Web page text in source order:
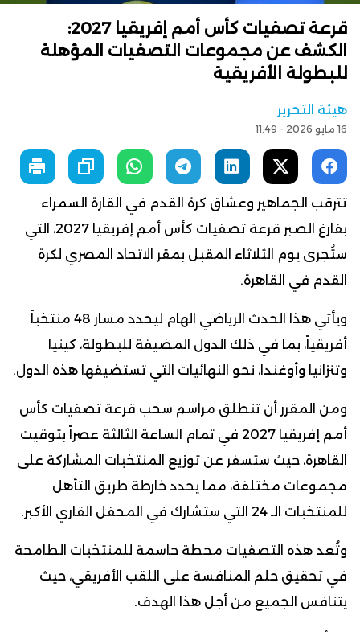
قرعة تصفيات كأس أمم إفريقيا 2027:
الكشف عن مجموعات التصفيات المؤهلة
للبطولة الأفريقية
هيئة التحرير
16 مايو 2026 - 11:49
تترقب الجماهير وعشاق كرة القدم في القارة السمراء
بفارغ الصبر قرعة تصفيات كأس أمم إفريقيا 2027، التي
ستُجرى يوم الثلاثاء المقبل بمقر الاتحاد المصري لكرة
القدم في القاهرة.
ويأتي هذا الحدث الرياضي الهام ليحدد مسار 48 منتخباً
أفريقياً، بما في ذلك الدول المضيفة للبطولة، كينيا
وتنزانيا وأوغندا، نحو النهائيات التي تستضيفها هذه الدول.
ومن المقرر أن تنطلق مراسم سحب قرعة تصفيات كأس
أمم إفريقيا 2027 في تمام الساعة الثالثة عصراً بتوقيت
القاهرة، حيث ستسفر عن توزيع المنتخبات المشاركة على
مجموعات مختلفة، مما يحدد خارطة طريق التأهل
للمنتخبات الـ 24 التي ستشارك في المحفل القاري الأكبر.
وتُعد هذه التصفيات محطة حاسمة للمنتخبات الطامحة
في تحقيق حلم المنافسة على اللقب الأفريقي، حيث
يتنافس الجميع من أجل هذا الهدف.